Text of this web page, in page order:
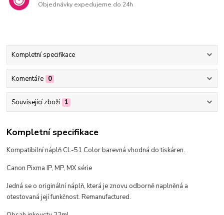
Objednávky expedujeme do 24h
Kompletní specifikace
Komentáře 0
Související zboží 1
Kompletní specifikace
Kompatibilní náplň CL-51 Color barevná vhodná do tiskáren.
Canon Pixma IP, MP, MX série
Jedná se o originální náplň, která je znovu odborně naplněná a
otestovaná její funkčnost. Remanufactured.